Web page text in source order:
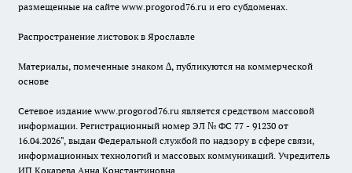
размещенные на сайте www.progorod76.ru и его субдоменах.
Распространение листовок в Ярославле
Материалы, помеченные знаком ∆, публикуются на коммерческой
основе
Сетевое издание www.progorod76.ru является средством массовой
информации. Регистрационный номер ЭЛ № ФС 77 - 91230 от
16.04.2026", выдан Федеральной службой по надзору в сфере связи,
информационных технологий и массовых коммуникаций. Учредитель
ИП Кокарева Анна Константиновна.